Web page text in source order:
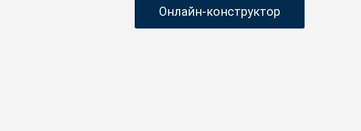
Онлайн-конструктор